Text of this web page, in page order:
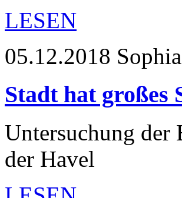
LESEN
05.12.2018
Stadt hat großes
Untersuchung der
der Havel